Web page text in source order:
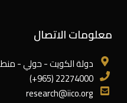
معلومات الاتصال
دولة الكويت - حولي -
22274000 (965+)
research@iico.org